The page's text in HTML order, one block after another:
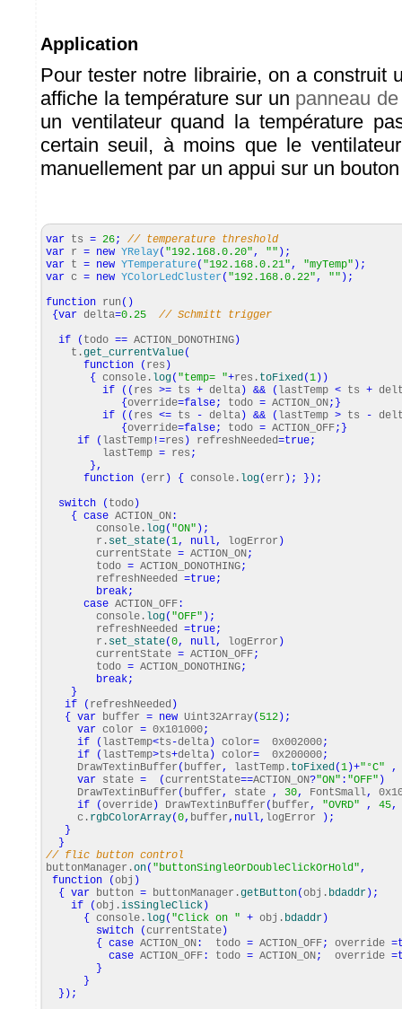
Application
Pour tester notre librairie, on a construit
affiche la température sur un panneau
un ventilateur quand la température
certain seuil, à moins que le
manuellement par un appui sur un
var ts = 26;
// temperature threshold
var r = new YRelay( "192.168.0.20", "" ) ;
var t = new YTemperature( "192.168.0.21", "myTemp" ) ;
var c = new YColorLedCluster ( "192.168.0.22", "" ) ;
function run ( )
{ var delta=0.25
// Schmitt trigger
if
( todo == ACTION_DONOTHING )
t.get_currentValue(
function
( res )
{
console. log( "temp= "+res. toFixed(1 ) )
if
( ( res >= ts + delta ) && ( lastTemp < ts +
{ override=false; todo = ACTION_ON; }
if
( ( res <= ts - delta ) && ( lastTemp > ts -
{ override=false; todo = ACTION_OFF; }
if
( lastTemp !=res ) refreshNeeded=true;
lastTemp = res ;
},
function
(err ) { console. log(err ) ; } ) ;
switch
( todo )
{
case ACTION_ON :
console. log( "ON" ) ;
r. set_state(1, null, logError )
currentState = ACTION_ON;
todo = ACTION_DONOTHING;
refreshNeeded =true;
break;
case ACTION_OFF :
console. log( "OFF" ) ;
refreshNeeded =true;
r. set_state(0, null, logError )
currentState = ACTION_OFF;
todo = ACTION_DONOTHING;
break;
}
if
( refreshNeeded )
{
var buffer = new Uint32Array( 512 ) ;
var color = 0x101000;
if
( lastTemp<ts -delta ) color= 0x002000;
if
( lastTemp>ts+delta ) color= 0x200000;
DrawTextinBuffer ( buffer, lastTemp. toFixed(1 )+"°C"
,
var state = (currentState==ACTION_ON?"ON" : "OFF" )
DrawTextinBuffer ( buffer, state , 30, FontSmall,
if
(override ) DrawTextinBuffer ( buffer, "OVRD" , 45,
c. rgbColorArray(0, buffer, null, logError ) ;
}
}
// flic button control
buttonManager.on( "buttonSingleOrDoubleClickOrHold",
function
(obj )
{
var button = buttonManager.getButton(obj. bdaddr ) ;
if
(obj.isSingleClick )
{
console. log( "Click on " + obj. bdaddr )
switch
(currentState )
{
case ACTION_ON : todo = ACTION_OFF; override =
case ACTION_OFF : todo = ACTION_ON; override =
}
}
} ) ;